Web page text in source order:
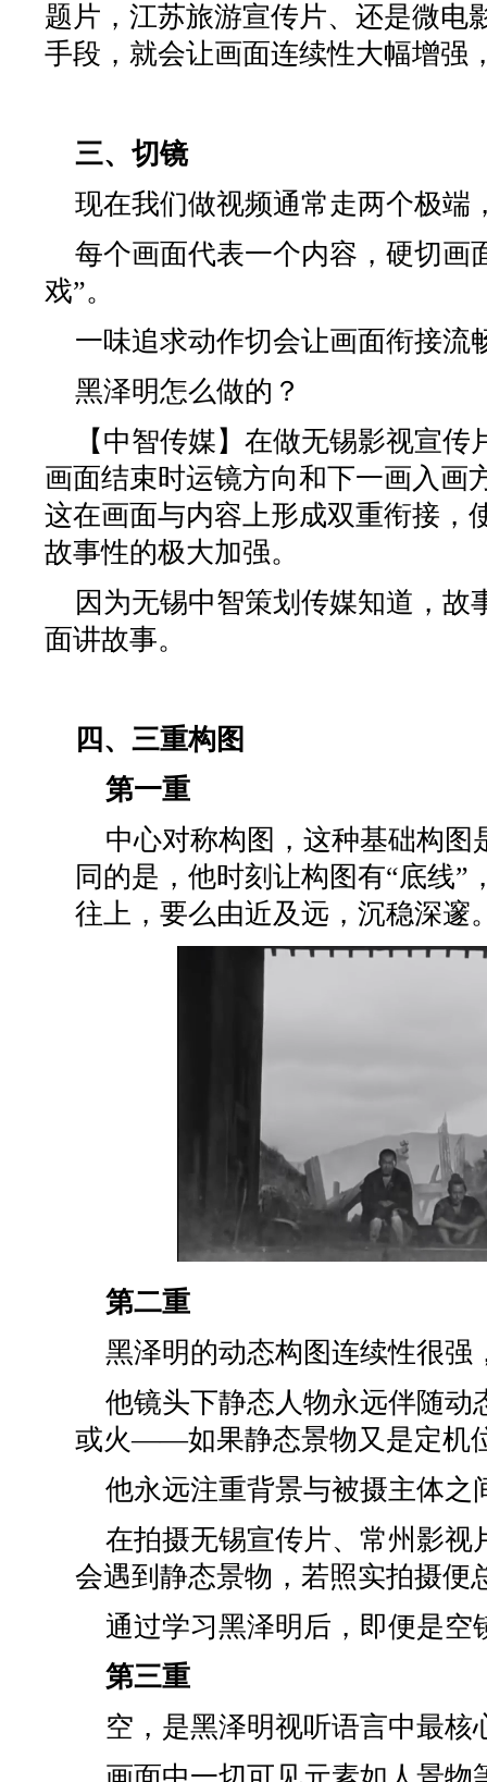
题片，江苏旅游宣传片、还是微电
手段，就会让画面连续性大幅增强
三、切镜
现在我们做视频通常走两个极端
每个画面代表一个内容，硬切画
戏”。
一味追求动作切会让画面衔接流
黑泽明怎么做的？
【中智传媒】在做无锡影视宣
画面结束时运镜方向和下一画入画
这在画面与内容上形成双重衔接，
故事性的极大加强。
因为无锡中智策划传媒知道，故
面讲故事。
四、三重构图
第一重
中心对称构图，这种基础构
同的是，他时刻让构图有“底线
往上，要么由近及远，沉稳深邃
第二重
黑泽明的动态构图连续性很强
他镜头下静态人物永远伴随
或火——如果静态景物又是定机
他永远注重背景与被摄主体之
在拍摄无锡宣传片、常州影
会遇到静态景物，若照实拍摄便
通过学习黑泽明后，即便是空
第三重
空，是黑泽明视听语言中最核